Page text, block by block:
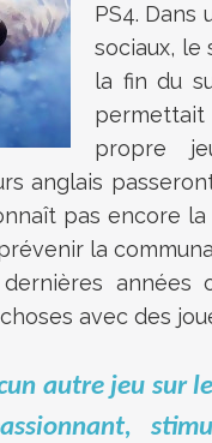
PS4. Dans
sociaux, le
la fin du
permettait
propre
anglais
pas encore la
la
années
avec des
autre jeu sur